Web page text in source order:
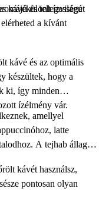
és telt ízvilágú
kávékülönlegességet
a kívánt
kávé és az optimális
készültek, hogy a
ki, így minden
ízélmény vár.
amellyel
latte
A tejhab állagát
kávét használsz,
pontosan olyan